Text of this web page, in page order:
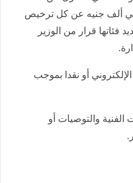
ألف جنيه عن كل ترخيص
فئاتها قرار من الوزير
أو نقدا بموجب
الفنية والتوصيات أو